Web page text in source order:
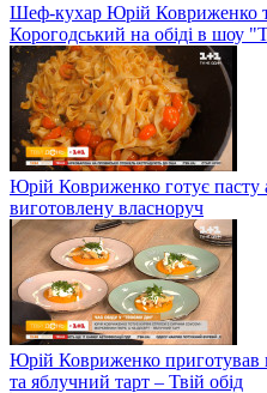
Шеф-кухар Юрій Ковриженко
Корогодський на обіді в шоу
Юрій Ковриженко готує
виготовлену власноруч
Юрій Ковриженко приготував
та яблучний тарт – Твій обід